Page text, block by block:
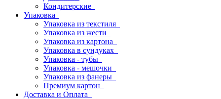
Кондитерские
Упаковка
Упаковка из текстиля
Упаковка из жести
Упаковка из картона
Упаковка в сундуках
Упаковка - тубы
Упаковка - мешочки
Упаковка из фанеры
Премиум картон
Доставка и Оплата